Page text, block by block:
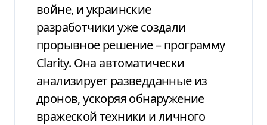
войне, и украинские
разработчики уже создали
прорывное решение – программу
Clarity. Она автоматически
анализирует разведданные из
дронов, ускоряя обнаружение
вражеской техники и личного